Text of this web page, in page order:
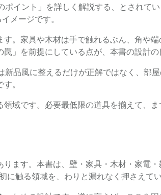
イント」を詳しく解説する、とされて
メージです。
。家具や木材は手で触れるぶん、角や
」を前提にしている点が、本書の設計の
新品風に整えるだけが正解ではなく、部
。
域です。必要最低限の道具を揃えて、
ます。本書は、壁・家具・木材・家電
触る領域を、わりと漏れなく押さえてい